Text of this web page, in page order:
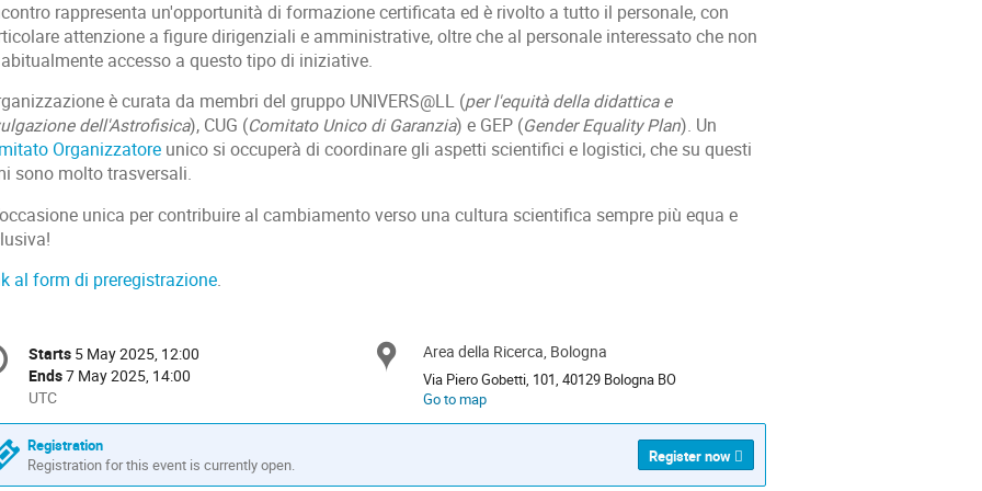
rappresenta un'opportunità di formazione certificata ed è rivolto a tutto il personale, con
attenzione a figure dirigenziali e amministrative, oltre che al personale interessato che non
accesso a questo tipo di iniziative.
è curata da membri del gruppo UNIVERS@LL (per l'equità della didattica e
dell'Astrofisica), CUG (Comitato Unico di Garanzia) e GEP (Gender Equality Plan). Un
Organizzatore unico si occuperà di coordinare gli aspetti scientifici e logistici, che su questi
sono molto trasversali.
unica per contribuire al cambiamento verso una cultura scientifica sempre più equa e
al form di preregistrazione.
Date/Time
Starts 5 May 2025, 12:00
Ends7 May 2025, 14:00
All
times
are
in
UTC
UTC
Location
Area della Ricerca, Bologna
Via Piero Gobetti, 101, 40129 Bologna BO
Go to map
Registration
Registration for this event is currently open.
Register now